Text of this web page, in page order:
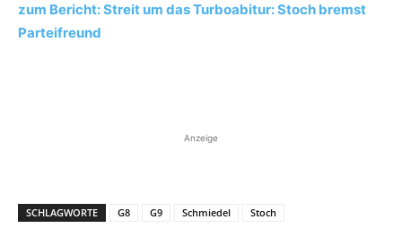
zum Bericht: Streit um das Turboabitur: Stoch bremst
Parteifreund
Anzeige
SCHLAGWORTE G8 G9 Schmiedel Stoch